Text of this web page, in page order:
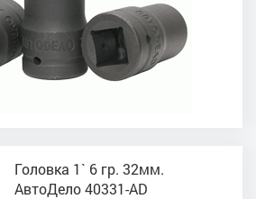
Головка 1` 6 гр. 32мм.
AвтоДело 40331-AD